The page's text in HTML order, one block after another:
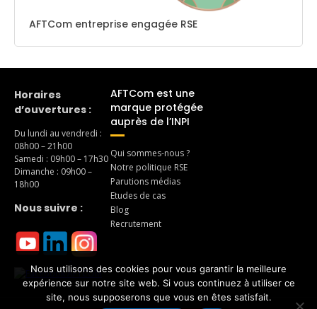
AFTCom entreprise engagée RSE
Horaires
d’ouvertures :
Du lundi au vendredi :
08h00 – 21h00
Samedi : 09h00 – 17h30
Dimanche : 09h00 –
18h00
Nous suivre :
AFTCom est une
marque protégée
auprès de l’INPI
Qui sommes-nous ?
Notre politique RSE
Parutions médias
Etudes de cas
Blog
Recrutement
Nous utilisons des cookies pour vous garantir la meilleure
expérience sur notre site web. Si vous continuez à utiliser ce
site, nous supposerons que vous en êtes satisfait.